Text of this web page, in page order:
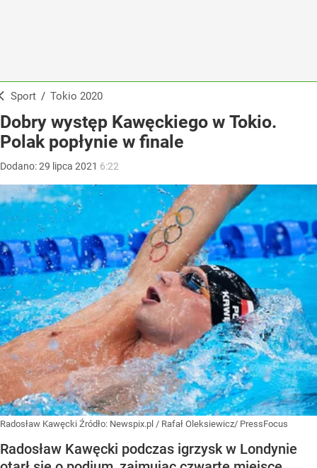
Sport / Tokio 2020
Dobry występ Kawęckiego w Tokio.
Polak popłynie w finale
Dodano:29 lipca 2021 6:22
Radosław Kawęcki Źródło: Newspix.pl / Rafał Oleksiewicz/ PressFocus
Radosław Kawęcki podczas igrzysk w Londynie